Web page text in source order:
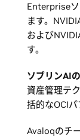
Enterprise
ます。
および
す。
ソブリンAI
資産管理テ
括的なOCI
Avaloqのチ